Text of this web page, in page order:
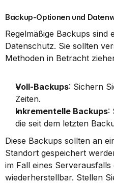
Backup-Optionen und
Regelmäßige Backups sind
Datenschutz. Sie sollten
Methoden in Betracht
Voll-Backups: Sichern
Zeiten.
Inkrementelle Backups:
die seit dem letzten
Diese Backups sollten an
Standort gespeichert
im Fall eines
wiederherstellbar. Stellen